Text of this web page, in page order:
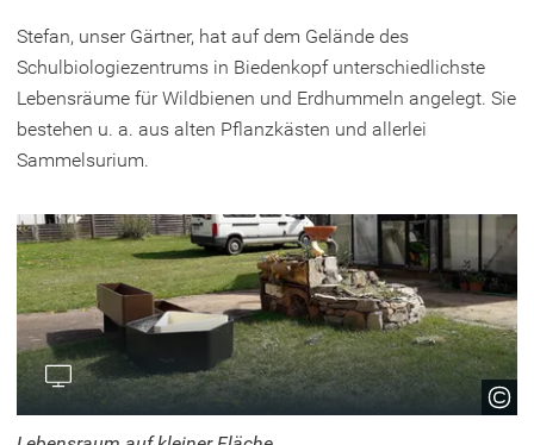
Stefan, unser Gärtner, hat auf dem Gelände des
Schulbiologiezentrums in Biedenkopf unterschiedlichste
Lebensräume für Wildbienen und Erdhummeln angelegt. Sie
bestehen u. a. aus alten Pflanzkästen und allerlei
Sammelsurium.